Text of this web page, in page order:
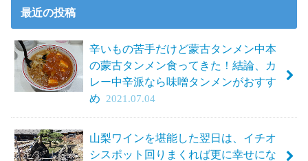
最近の投稿
辛いもの苦手だけど蒙古タンメン中本
の蒙古タンメン食ってきた！結論、カ
レー中辛派なら味噌タンメンがおすす
め
2021.07.04
山梨ワインを堪能した翌日は、イチオ
シスポット回りまくれば更に幸せにな